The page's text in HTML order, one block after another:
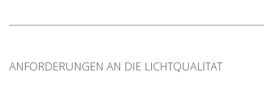
ANFORDERUNGEN AN DIE LICHTQUALITÄT